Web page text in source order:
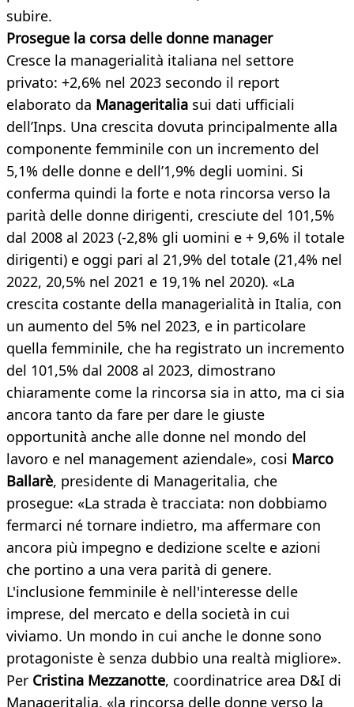
subire.
Prosegue la corsa delle donne manager
Cresce la managerialità italiana nel settore
privato: +2,6% nel 2023 secondo il report
elaborato da Manageritalia sui dati ufficiali
dell’Inps. Una crescita dovuta principalmente alla
componente femminile con un incremento del
5,1% delle donne e dell’1,9% degli uomini. Si
conferma quindi la forte e nota rincorsa verso la
parità delle donne dirigenti, cresciute del 101,5%
dal 2008 al 2023 (-2,8% gli uomini e + 9,6% il totale
dirigenti) e oggi pari al 21,9% del totale (21,4% nel
2022, 20,5% nel 2021 e 19,1% nel 2020). «La
crescita costante della managerialità in Italia, con
un aumento del 5% nel 2023, e in particolare
quella femminile, che ha registrato un incremento
del 101,5% dal 2008 al 2023, dimostrano
chiaramente come la rincorsa sia in atto, ma ci sia
ancora tanto da fare per dare le giuste
opportunità anche alle donne nel mondo del
lavoro e nel management aziendale», cosi Marco
Ballarè, presidente di Manageritalia, che
prosegue: «La strada è tracciata: non dobbiamo
fermarci né tornare indietro, ma affermare con
ancora più impegno e dedizione scelte e azioni
che portino a una vera parità di genere.
L'inclusione femminile è nell'interesse delle
imprese, del mercato e della società in cui
viviamo. Un mondo in cui anche le donne sono
protagoniste è senza dubbio una realtà migliore».
Per Cristina Mezzanotte, coordinatrice area D&I di
Manageritalia, «la rincorsa delle donne verso la